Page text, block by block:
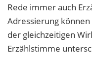
Rede immer auch
Adressierung
der gleichzeitigen
Erzählstimme